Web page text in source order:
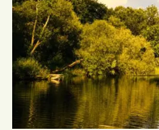
p
d
i
e
m